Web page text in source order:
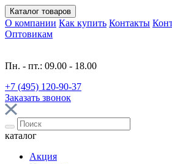
Каталог товаров
О компании Как купить Контакты
Оптовикам
Пн. - пт.: 09.00 - 18.00
+7 (495) 120-90-37
Заказать звонок
каталог
Акция